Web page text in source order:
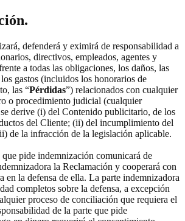
defenderá y eximirá de responsabilidad a
directivos, empleados, agentes y
a todas las obligaciones, los daños, las
gastos (incluidos los honorarios de
las “Pérdidas”) relacionados con cualquier
o procedimiento judicial (cualquier
derive (i) del Contenido publicitario, de los
del Cliente; (ii) del incumplimiento del
de la infracción de la legislación aplicable.
que pide indemnización comunicará de
la Reclamación y cooperará con
en la defensa de ella. La parte indemnizadora
completos sobre la defensa, a excepción
proceso de conciliación que requiera el
de la parte que pide